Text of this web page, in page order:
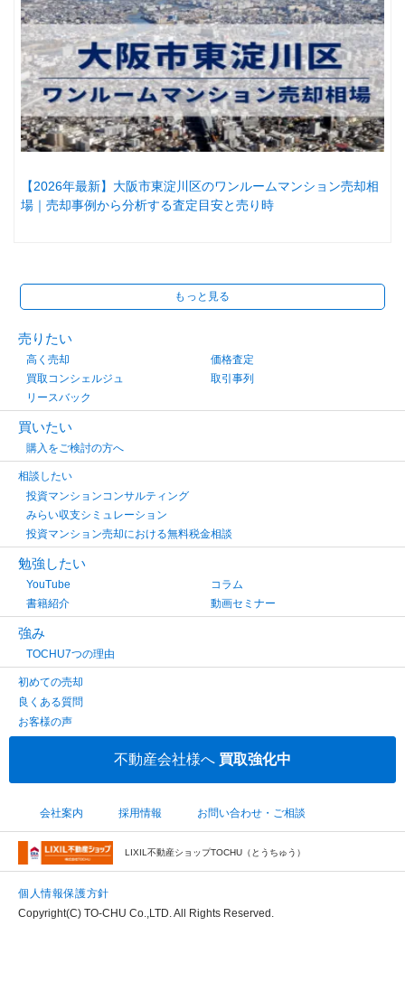
【2026年最新】大阪市東淀川区のワンルームマンション売却相
場｜売却事例から分析する査定目安と売り時
もっと見る
売りたい
高く売却
価格査定
買取コンシェルジュ
取引事列
リースバック
買いたい
購入をご検討の方へ
相談したい
投資マンションコンサルティング
みらい収支シミュレーション
投資マンション売却における無料税金相談
勉強したい
YouTube
コラム
書籍紹介
動画セミナー
強み
TOCHU7つの理由
初めての売却
良くある質問
お客様の声
不動産会社様へ 買取強化中
会社案内 採用情報 お問い合わせ・ご相談
LIXIL不動産ショップTOCHU（とうちゅう）
個人情報保護方針
Copyright(C) TO-CHU Co.,LTD. All Rights Reserved.